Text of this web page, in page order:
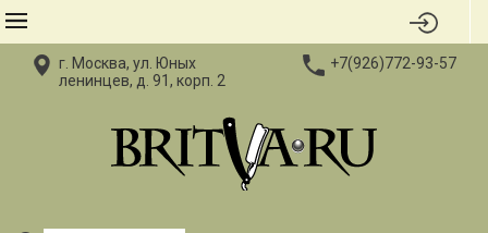
г. Москва, ул. Юных
ленинцев, д. 91, корп. 2
+7(926)772-93-57